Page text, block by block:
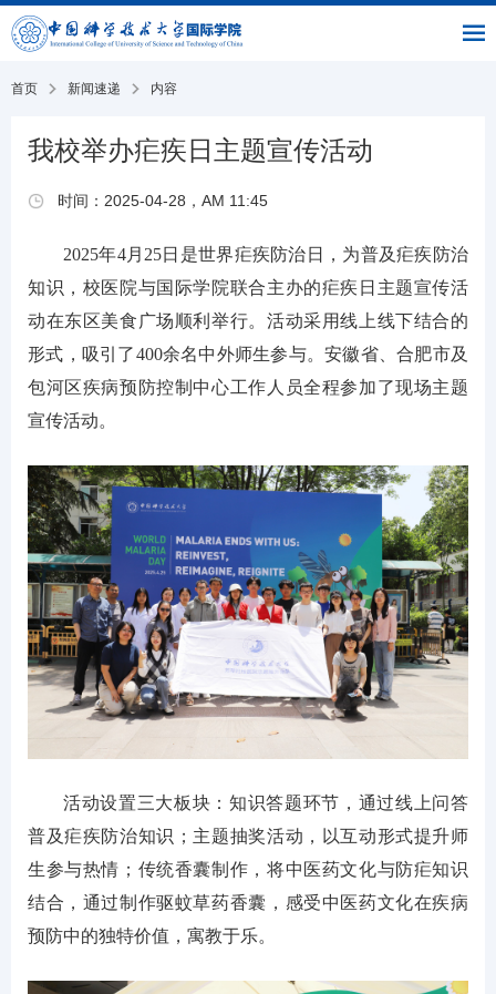
主
页
|
交
|
书
馆
|
接
English
首页 新闻速递 内容
我校举办疟疾日主题宣传活动
时间：2025-04-28，AM 11:45
2025年4月25日是世界疟疾防治日，为普及疟疾防治
知识，校医院与国际学院联合主办的疟疾日主题宣传活
动在东区美食广场顺利举行。活动采用线上线下结合的
形式，吸引了400余名中外师生参与。安徽省、合肥市及
包河区疾病预防控制中心工作人员全程参加了现场主题
宣传活动。
活动设置三大板块：知识答题环节，通过线上问答
普及疟疾防治知识；主题抽奖活动，以互动形式提升师
生参与热情；传统香囊制作，将中医药文化与防疟知识
结合，通过制作驱蚊草药香囊，感受中医药文化在疾病
预防中的独特价值，寓教于乐。